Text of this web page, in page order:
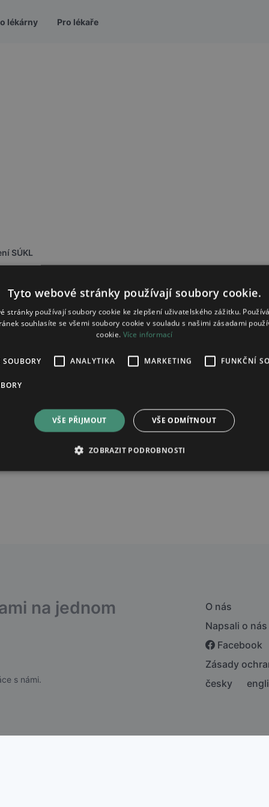
lékárny Pro lékaře
SÚKL
zpracování osobních údajů.
na jednom
s námi.
O nás
Napsali o nás
Facebook
Zásady
česky
Tyto webové stránky používají soubory cookie.
stránky používají soubory cookie ke zlepšení uživatelského zážitku.
souhlasíte se všemi soubory cookie v souladu s našimi zásadami
cookie. Více informací
ANALYTIKA MARKETING FUNKČNÍ
VŠE PŘIJMOUT VŠE ODMÍTNOUT
ZOBRAZIT PODROBNOSTI